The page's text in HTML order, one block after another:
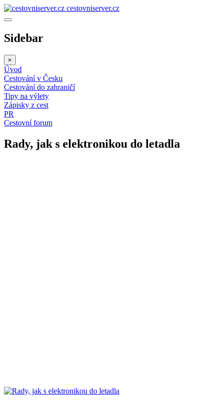
cestovniserver.cz
Sidebar
×
Úvod
Cestování v Česku
Cestování do zahraničí
Tipy na výlety
Zápisky z cest
PR
Cestovní forum
Rady, jak s elektronikou do letadla